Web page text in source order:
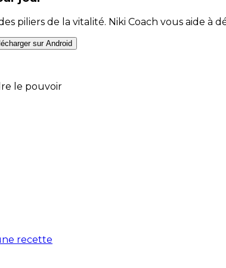
piliers de la vitalité. Niki Coach vous aide
sur Android
le pouvoir
recette